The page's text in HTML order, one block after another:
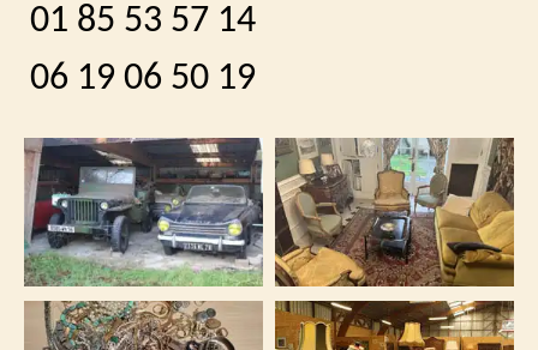
01 85 53 57 14
06 19 06 50 19